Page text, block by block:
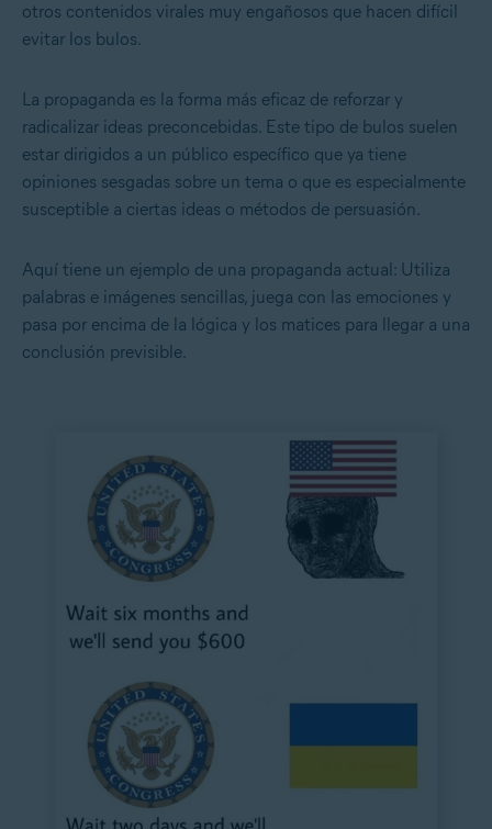
otros contenidos virales muy engañosos que hacen difícil
evitar los bulos.
La propaganda es la forma más eficaz de reforzar y
radicalizar ideas preconcebidas. Este tipo de bulos suelen
estar dirigidos a un público específico que ya tiene
opiniones sesgadas sobre un tema o que es especialmente
susceptible a ciertas ideas o métodos de persuasión.
Aquí tiene un ejemplo de una propaganda actual: Utiliza
palabras e imágenes sencillas, juega con las emociones y
pasa por encima de la lógica y los matices para llegar a una
conclusión previsible.